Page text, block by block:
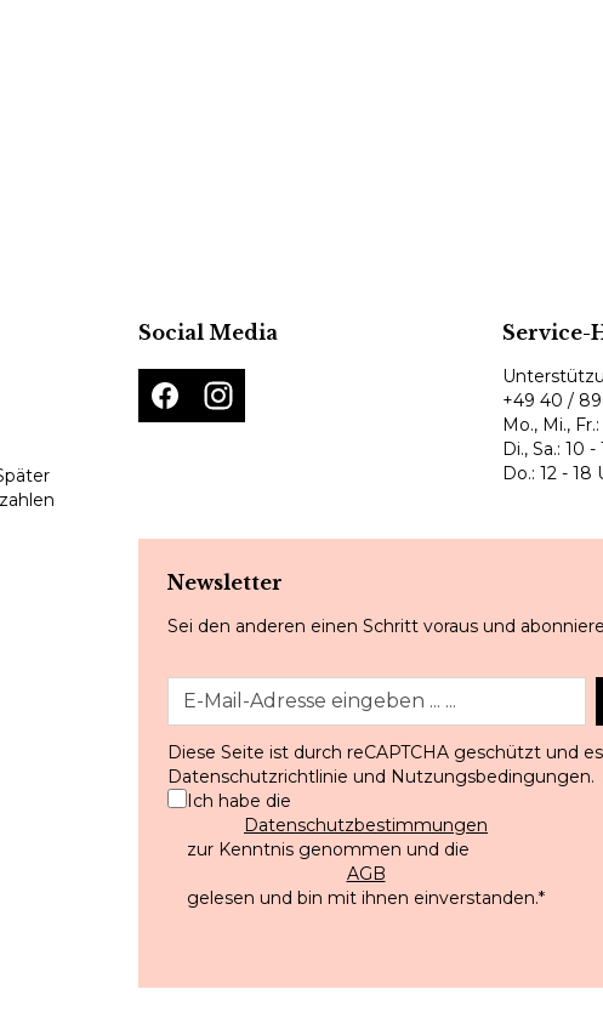
Social Media Service-
+49 40 /
Mo., Mi.,
Di., Sa.: 10 -
Do.: 12 - 18
Newsletter
Sei den anderen einen Schritt voraus und
Diese Seite ist durch reCAPTCHA geschützt und
Datenschutzrichtlinie und Nutzungsbedingungen.
Ich habe die
Datenschutzbestimmungen
zur Kenntnis genommen und die
AGB
gelesen und bin mit ihnen einverstanden.*